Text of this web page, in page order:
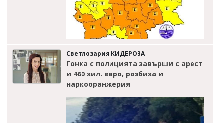
Светлозария КИДЕРОВА
Гонка с полицията завърши с арест
и 460 хил. евро, разбиха и
наркооранжерия